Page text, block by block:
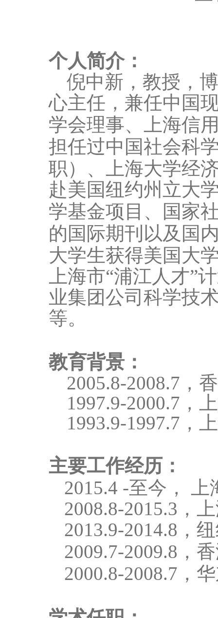
个人简介：
倪中新 ，教授 ，
心主任 ， 兼任中国
学会理事、上海信
担任过中国社会科
职）、上海大学经
赴美国纽约州立大
学基金项目 、国家
的国际期刊以及国
大学生获得美国大
上海市“浦江人才”
业集团公司科学技
等。
教育背景：
2005.8-2008.7 ，
1997.9-2000.7 ，
1993.9-1997.7 ，
主要工作经历：
2015.4 -至今，
2008.8-2015.3 ，
2013.9-2014.8，
2009.7-2009.8，
2000.8-2008.7，